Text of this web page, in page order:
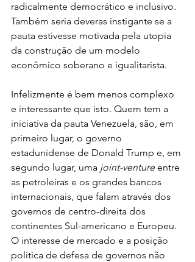
radicalmente democrático e inclusivo.
Também seria deveras instigante se a
pauta estivesse motivada pela utopia
da construção de um modelo
econômico soberano e igualitarista.
Infelizmente é bem menos complexo
e interessante que isto. Quem tem a
iniciativa da pauta Venezuela, são, em
primeiro lugar, o governo
estadunidense de Donald Trump e, em
segundo lugar, uma joint-venture entre
as petroleiras e os grandes bancos
internacionais, que falam através dos
governos de centro-direita dos
continentes Sul-americano e Europeu.
O interesse de mercado e a posição
política de defesa de governos não